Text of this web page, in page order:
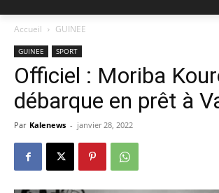
Accueil GUINEE
GUINEE SPORT
Officiel : Moriba
débarque en prêt à
Par Kalenews - janvier 28, 2022